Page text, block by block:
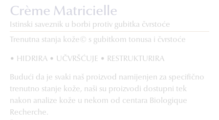
Crème Matricielle
Istinski saveznik u borbi protiv gubitka čvrstoće
Trenutna stanja kože© s gubitkom tonusa i čvrstoće
• HIDRIRA • UČVRŠĆUJE • RESTRUKTURIRA
Budući da je svaki naš proizvod namijenjen za specifično
trenutno stanje kože, naši su proizvodi dostupni tek
nakon analize kože u nekom od centara Biologique
Recherche.